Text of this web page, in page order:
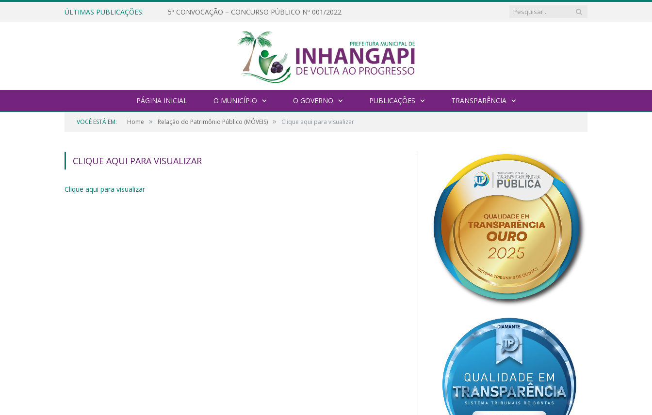
ÚLTIMAS PUBLICAÇÕES: 5ª CONVOCAÇÃO – CONCURSO PÚBLICO Nº 001/2022
PÁGINA INICIAL O MUNICÍPIO O GOVERNO PUBLICAÇÕES TRANSPARÊNCIA
VOCÊ ESTÁ EM: Home » Relação do Patrimônio Público (MÓVEIS) » Clique aqui para visualizar
CLIQUE AQUI PARA VISUALIZAR
Clique aqui para visualizar